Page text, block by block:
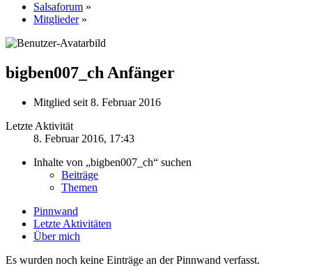
Salsaforum »
Mitglieder »
bigben007_ch Anfänger
Mitglied seit 8. Februar 2016
Letzte Aktivität
8. Februar 2016, 17:43
Inhalte von „bigben007_ch“ suchen
Beiträge
Themen
Pinnwand
Letzte Aktivitäten
Über mich
Es wurden noch keine Einträge an der Pinnwand verfasst.